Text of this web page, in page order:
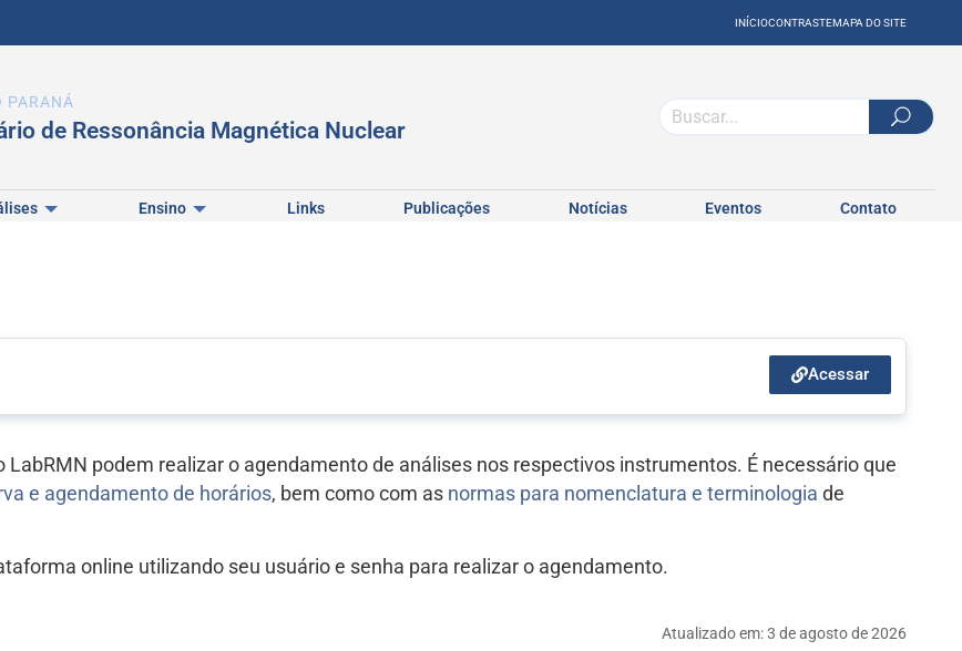
INÍCIOCONTRASTEMAPA DO SITE
PARANÁ
de Ressonância Magnética Nuclear
Ensino Links Publicações Notícias Eventos Contato
Acessar
podem realizar o agendamento de análises nos respectivos instrumentos. É necessário que
e agendamento de horários, bem como com as normas para nomenclatura e terminologia de
online utilizando seu usuário e senha para realizar o agendamento.
Atualizado em:3 de agosto de 2026